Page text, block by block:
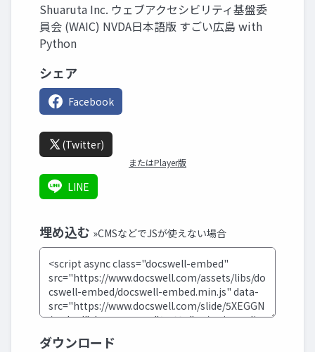
Shuaruta Inc. ウェブアクセシビリティ基盤委
員会 (WAIC) NVDA日本語版 すごい広島 with
Python
シェア
Facebook
(Twitter)
またはPlayer版
LINE
埋め込む »CMSなどでJSが使えない場合
ダウンロード